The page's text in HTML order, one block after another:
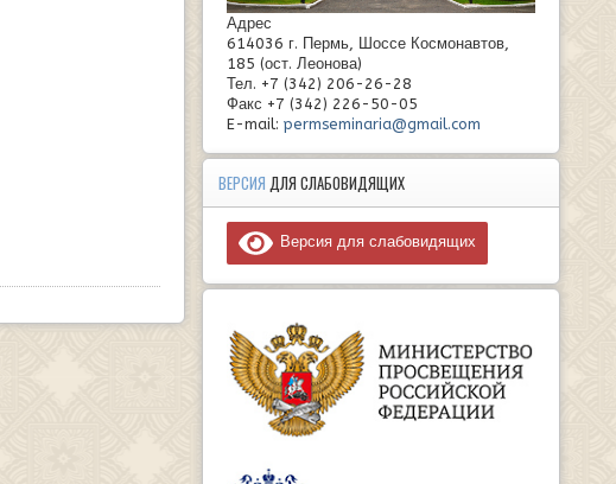
Адрес
614036 г. Пермь, Шоссе Космонавтов,
185 (ост. Леонова)
Тел. +7 (342) 206-26-28
Факс +7 (342) 226-50-05
E-mail: permseminaria@gmail.com
ВЕРСИЯ ДЛЯ СЛАБОВИДЯЩИХ
Версия для слабовидящих